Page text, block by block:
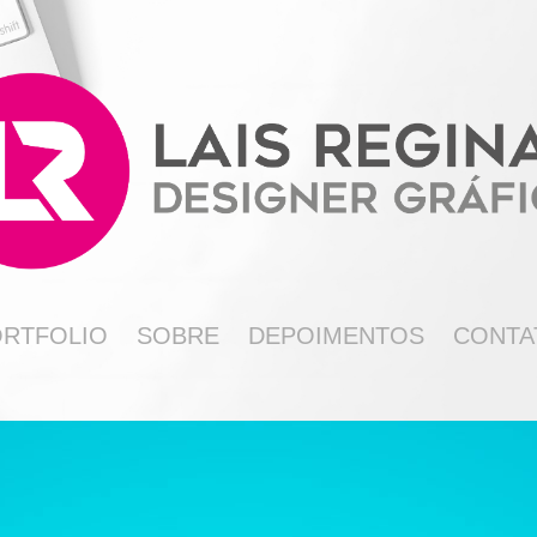
SOBRE DEPOIMENTOS